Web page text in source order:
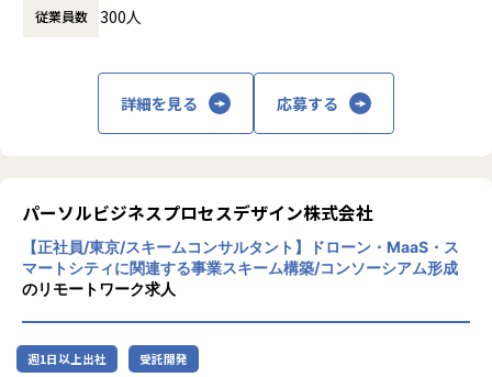
■業務概要
ともにお客様の課題解決のご支援をしていただきます。
セールス・マーケティングの複数の領域に跨る課題感をお持
ちの顧客に対してプリセールスで解決の具体的イメージをつ
■想定業務内容
①プリセールス
細を作成します。
・メンバーの育成・マネジメント
改善業務
・高級化粧品ブランドのサイト運用改善を含むグロースハッ
ク支援
・自動車メーカーの新規ユーザー獲得に向けた、戦略検討や
＜主な取引先＞
し、日々進化を続けています。
「ものづくり」領域で世界をリードしてきま
した。しかし残念なことに、今の日本から世
界を変えるほどのインターネットビジネスは
の距離が遠すぎるという点が挙げられます。
「ものづくり」側は多段請け構造で受注する
ことが多いため、ビジネスモデルを俯瞰して
見たり、ビジネス課題を自分ごととして捉え
るのがむずかしい。逆に「ビジネス」側は作
り手側に発注する立場上、ICTリテラシーを
向上させる機会に恵まれないことが大きなネ
従業員数 300人
詳細を見る 応募する
パーソルビジネスプロセスデザイン株式会社
【正社員/東京/スキームコンサルタント】ドローン・MaaS・ス
マートシティに関連する事業スキーム構築/コンソーシアム形成
のリモートワーク求人
週1日以上出社 受託開発